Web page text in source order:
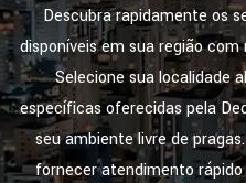
Descubra rapidamente os
disponíveis em sua região
Selecione sua localidade
específicas oferecidas pela
seu ambiente livre de
fornecer atendimento